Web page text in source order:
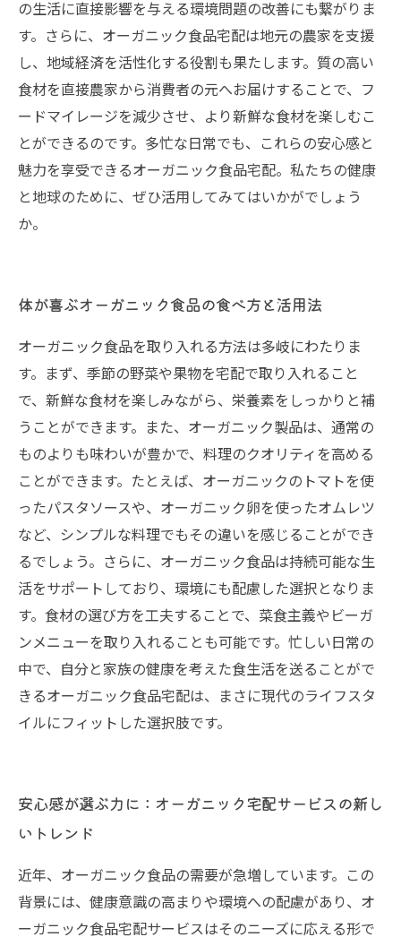
の生活に直接影響を与える環境問題の改善にも繋がりま
す。さらに、オーガニック食品宅配は地元の農家を支援
し、地域経済を活性化する役割も果たします。質の高い
食材を直接農家から消費者の元へお届けすることで、フ
ードマイレージを減少させ、より新鮮な食材を楽しむこ
とができるのです。多忙な日常でも、これらの安心感と
魅力を享受できるオーガニック食品宅配。私たちの健康
と地球のために、ぜひ活用してみてはいかがでしょう
か。
体が喜ぶオーガニック食品の食べ方と活用法
オーガニック食品を取り入れる方法は多岐にわたりま
す。まず、季節の野菜や果物を宅配で取り入れること
で、新鮮な食材を楽しみながら、栄養素をしっかりと補
うことができます。また、オーガニック製品は、通常の
ものよりも味わいが豊かで、料理のクオリティを高める
ことができます。たとえば、オーガニックのトマトを使
ったパスタソースや、オーガニック卵を使ったオムレツ
など、シンプルな料理でもその違いを感じることができ
るでしょう。さらに、オーガニック食品は持続可能な生
活をサポートしており、環境にも配慮した選択となりま
す。食材の選び方を工夫することで、菜食主義やビーガ
ンメニューを取り入れることも可能です。忙しい日常の
中で、自分と家族の健康を考えた食生活を送ることがで
きるオーガニック食品宅配は、まさに現代のライフスタ
イルにフィットした選択肢です。
安心感が選ぶ力に：オーガニック宅配サービスの新し
いトレンド
近年、オーガニック食品の需要が急増しています。この
背景には、健康意識の高まりや環境への配慮があり、オ
ーガニック食品宅配サービスはそのニーズに応える形で